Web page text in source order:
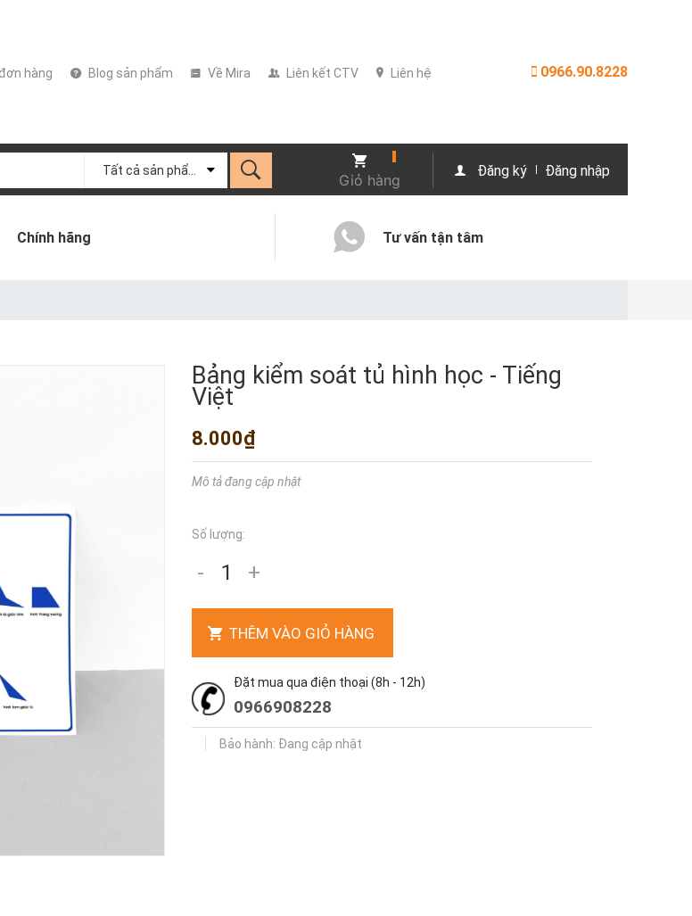
hàng Blog sản phẩm Về Mira Liên kết CTV Liên hệ 0966.90.8228
Giỏ hàng
Đăng ký Đăng nhập
Chính hãng Tư vấn tận tâm
Bảng kiểm soát tủ hình học - Tiếng
Việt
8.000₫
Mô tả đang cập nhật
Số lượng:
- +
THÊM VÀO GIỎ HÀNG
Đặt mua qua điện thoại (8h - 12h)
0966908228
Bảo hành: Đang cập nhật